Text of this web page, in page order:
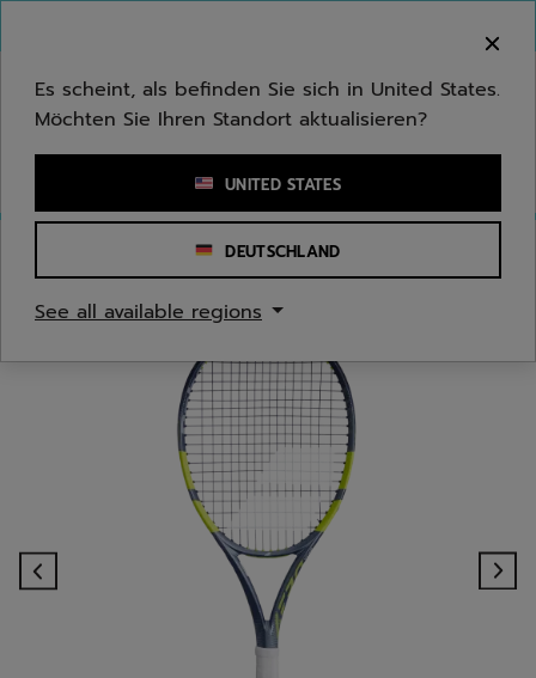
Stichwort oder Artikelnummer eingeben
Es scheint, als befinden Sie sich in United States.
Möchten Sie Ihren Standort aktualisieren?
UNITED STATES
DEUTSCHLAND
See all available regions